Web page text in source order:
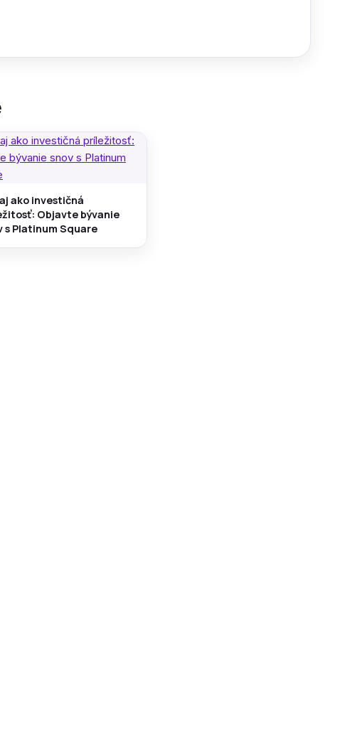
ako investičná
Objavte bývanie
s Platinum Square